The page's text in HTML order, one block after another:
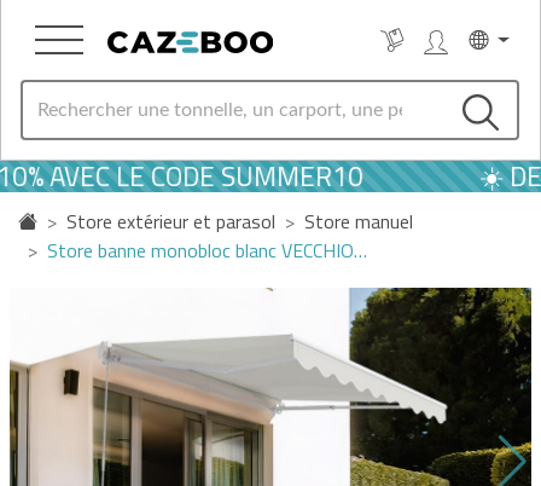
AVEC LE CODE SUMMER10 ☀️
Store extérieur et parasol
Store manuel
Store banne monobloc blanc VECCHIO…